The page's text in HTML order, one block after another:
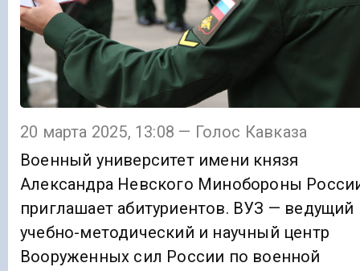
20 марта 2025, 13:08 — Голос Кавказа
Военный университет имени князя
Александра Невского Минобороны
приглашает абитуриентов. ВУЗ — ведущий
учебно-методический и научный центр
Вооруженных сил России по военной